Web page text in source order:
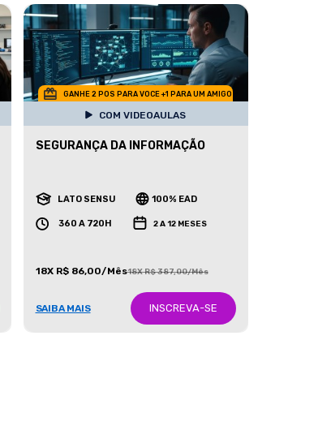
GANHE 2 POS PARA VOCE +1 PARA UM AMIGO
COM VIDEOAULAS
SEGURANÇA DA INFORMAÇÃO
LATO SENSU 100% EAD
360 A 720H 2 A 12 MESES
18X R$ 86,00/Mês18X R$ 387,00/Mês
SAIBA MAIS INSCREVA-SE